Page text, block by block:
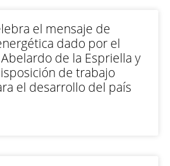
el mensaje de
dado por el
de la Espriella y
de trabajo
el desarrollo del país